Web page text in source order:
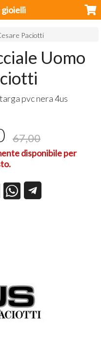
Paciotti
Uomo
pvc nera 4us
67,00
disponibile per